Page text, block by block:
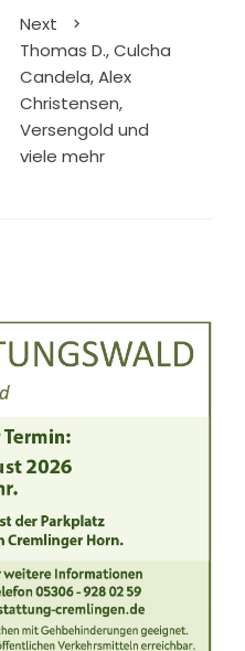
Next
Thomas D., Culcha
Candela, Alex
Christensen,
Versengold und
viele mehr